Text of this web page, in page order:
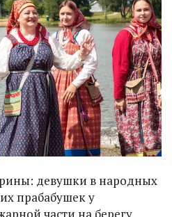
девушки в народных
прабабушек у